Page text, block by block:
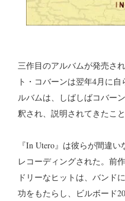
三作目のアルバムが発売さ
ト・コバーンは翌年4月に
ルバムは、しばしばコバー
釈され、説明されてきたこ
『In Utero』は彼らが間違
レコーディングされた。前
ドリーなヒットは、バンド
功をもたらし、ビルボード